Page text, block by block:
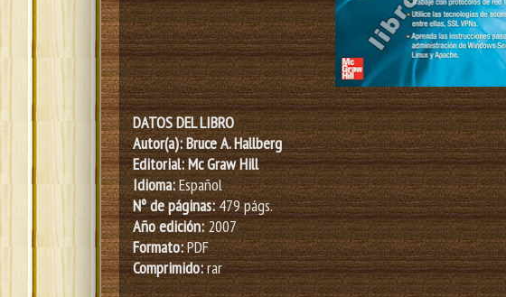
DATOS DEL LIBRO
Autor(a): Bruce A. Hallberg
Editorial: Mc Graw Hill
Idioma:Español
Nº de páginas:479 págs.
Año edición:2007
Formato:PDF
Comprimido:rar